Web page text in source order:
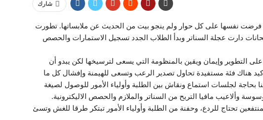
شارك
فرضت نفسها على كل حوار ولم ينجو بيت من الحديث عن ملابساتها. تطورت
دارت عجلة السناتر وبدأ الطلاب الجدد تسجيل الاستمارات والحصص
التطوير وإيمان ويقين بالمنظومة التي يسعى لترسيخها لكن يبدو أن
هناك فئة مستفيدة تحاول تصدير الرعب وتسعى للهيمنة وإفشال كل ما
بحاجة لجلسات استماع ونقاش بين الطلبة وأولياء الأمور للوصول لصيغة
وألاعيب مافيا التربح من السناتر والملازم والحصص الاليكترونية.
تحتاج للردع، وحفنة من الطلبة وأولياء الأمور تبتكر طرقا للغش وتسئ